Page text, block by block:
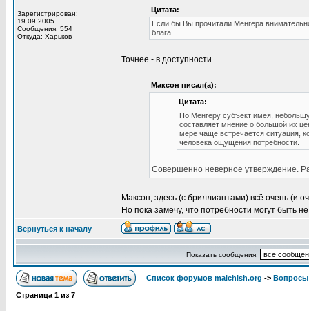
Зарегистрирован:
19.09.2005
Сообщения: 554
Откуда: Харьков
Цитата:
Если бы Вы прочитали Менгера
блага.
Точнее - в доступности.
Максон писал(а):
Цитата:
По Менгеру субъект имея,
составляет мнение о большой их
мере чаще встречается ситуация,
человека ощущения потребности.
Совершенно неверное утверждение.
Максон, здесь (с бриллиантами) всё очень (и
Но пока замечу, что потребности могут быть
Вернуться к началу
Показать сообщения:
Список форумов malchish.org -> Вопросы
Страница 1 из 7